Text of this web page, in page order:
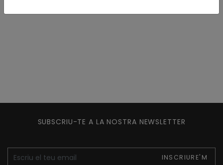
SUBSCRIU-TE A LA NOSTRA NEWSLETTER
E-mail INSCRIURE'M